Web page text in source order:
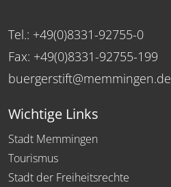
Tel.: +49(0)8331-92755-0
Fax: +49(0)8331-92755-199
buergerstift@memmingen.de
Wichtige Links
Stadt Memmingen
Tourismus
Stadt der Freiheitsrechte